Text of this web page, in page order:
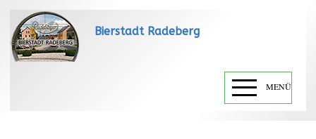
Bierstadt Radeberg
MENÜ